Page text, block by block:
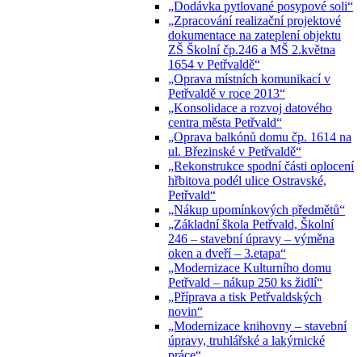
„Dodávka pytlované posypové soli“
„Zpracování realizační projektové
dokumentace na zateplení objektu
ZŠ Školní čp.246 a MŠ 2.května
1654 v Petřvaldě“
„Oprava místních komunikací v
Petřvaldě v roce 2013“
„Konsolidace a rozvoj datového
centra města Petřvald“
„Oprava balkónů domu čp. 1614 na
ul. Březinské v Petřvaldě“
„Rekonstrukce spodní části oplocení
hřbitova podél ulice Ostravské,
Petřvald“
„Nákup upomínkových předmětů“
„Základní škola Petřvald, Školní
246 – stavební úpravy – výměna
oken a dveří – 3.etapa“
„Modernizace Kulturního domu
Petřvald – nákup 250 ks židlí“
„Příprava a tisk Petřvaldských
novin“
„Modernizace knihovny – stavební
úpravy, truhlářské a lakýrnické